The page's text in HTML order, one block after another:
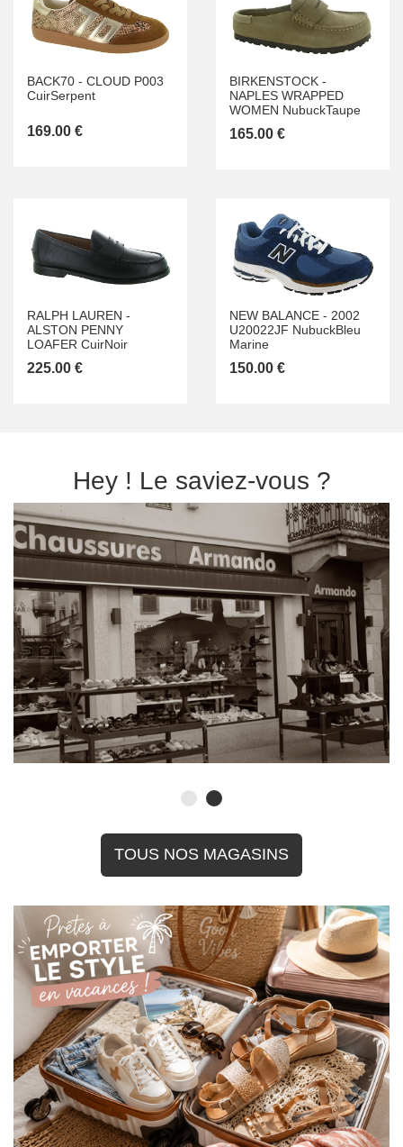
BACK70 - CLOUD P003
CuirSerpent
169.00 €
BIRKENSTOCK -
NAPLES WRAPPED
WOMEN NubuckTaupe
165.00 €
RALPH LAUREN -
ALSTON PENNY
LOAFER CuirNoir
225.00 €
NEW BALANCE - 2002
U20022JF NubuckBleu
Marine
150.00 €
Hey ! Le saviez-vous ?
TOUS NOS MAGASINS